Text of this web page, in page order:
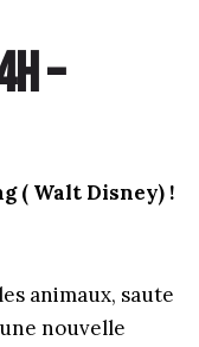
–
( Walt Disney) !
animaux, saute
nouvelle